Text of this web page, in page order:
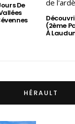
De
(2ème
À
HÉRAULT